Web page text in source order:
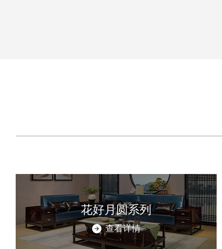
花好月圆系列
查看详情